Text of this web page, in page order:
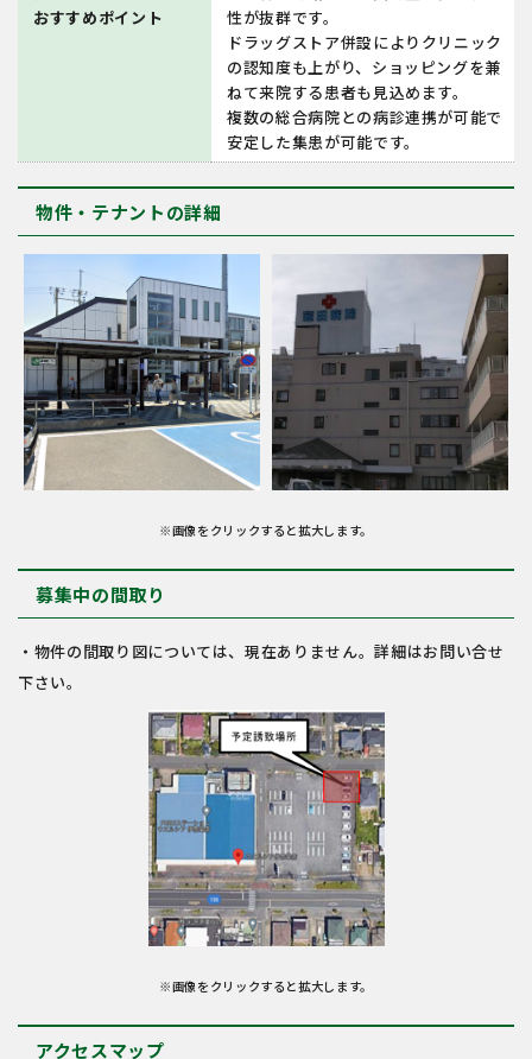
おすすめポイント
性が抜群です。
ドラッグストア併設によりクリニック
の認知度も上がり、ショッピングを兼
ねて来院する患者も見込めます。
複数の総合病院との病診連携が可能で
安定した集患が可能です。
物件・テナントの詳細
※画像をクリックすると拡大します。
募集中の間取り
・物件の間取り図については、現在ありません。詳細はお問い合せ
下さい。
※画像をクリックすると拡大します。
アクセスマップ